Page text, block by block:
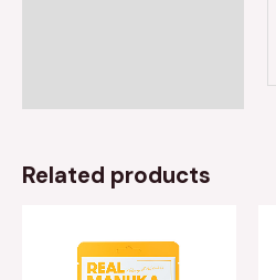
Related products